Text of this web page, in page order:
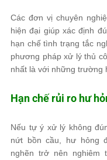
Các đơn vị chuyên
hiện đại giúp xác định
hạn chế tình trạng tắc
phương pháp xử lý thủ
nhất là với những trường
Hạn chế rủi ro hư
Nếu tự ý xử lý không
nứt bồn cầu, hư hỏng
nghẽn trở nên nghiêm